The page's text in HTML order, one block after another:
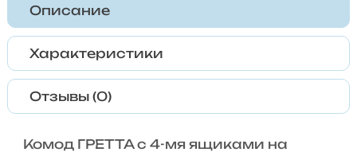
Описание
Характеристики
Отзывы (0)
Комод ГРЕТТА с 4-мя ящиками на